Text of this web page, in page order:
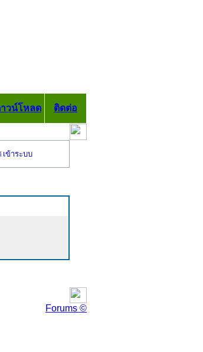
วน์โหลด ติดต่อ
เข้าระบบ
Forums ©